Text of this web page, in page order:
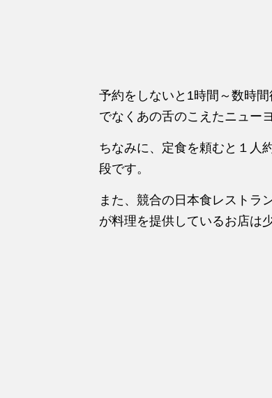
予約をしないと1時間～数時
でなくあの舌のこえたニュー
ちなみに、定食を頼むと１人
段です。
また、競合の日本食レストラ
が料理を提供しているお店は